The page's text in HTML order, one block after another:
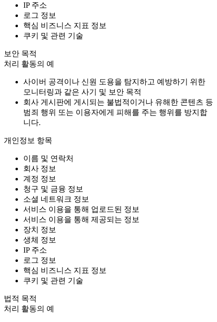
IP 주소
로그 정보
핵심 비즈니스 지표 정보
쿠키 및 관련 기술
보안 목적
처리 활동의 예
사이버 공격이나 신원 도용을 탐지하고 예방하기 위한
모니터링과 같은 사기 및 보안 목적
회사 게시판에 게시되는 불법적이거나 유해한 콘텐츠 등
범죄 행위 또는 이용자에게 피해를 주는 행위를 방지합
니다.
개인정보 항목
이름 및 연락처
회사 정보
계정 정보
청구 및 금융 정보
소셜 네트워크 정보
서비스 이용을 통해 업로드된 정보
서비스 이용을 통해 제공되는 정보
장치 정보
생체 정보
IP 주소
로그 정보
핵심 비즈니스 지표 정보
쿠키 및 관련 기술
법적 목적
처리 활동의 예